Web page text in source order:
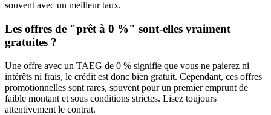
souvent avec un meilleur taux.
Les offres de "prêt à 0 %" sont-elles vraiment
gratuites ?
Une offre avec un TAEG de 0 % signifie que vous ne paierez ni
intérêts ni frais, le crédit est donc bien gratuit. Cependant, ces offres
promotionnelles sont rares, souvent pour un premier emprunt de
faible montant et sous conditions strictes. Lisez toujours
attentivement le contrat.